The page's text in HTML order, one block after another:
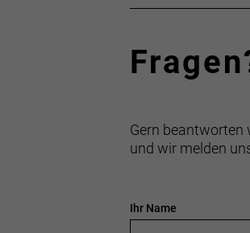
Gern beantworten
und wir melden
Ihr Name